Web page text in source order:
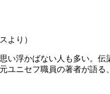
より）
い浮かばない人も多い。
ユニセフ職員の著者が語